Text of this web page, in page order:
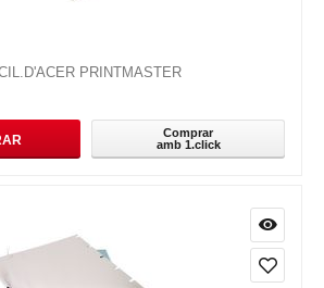
PRINTMASTER
Comprar
amb 1.click